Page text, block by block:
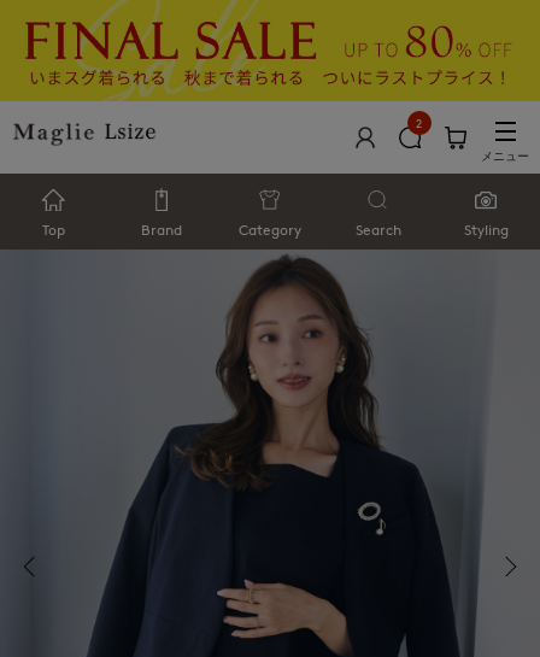
2
メニュー
Top Brand Category Search Styling